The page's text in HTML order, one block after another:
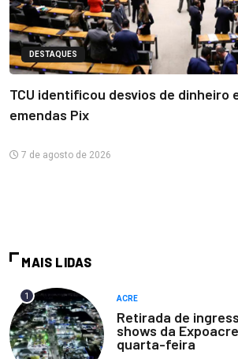
DESTAQUES
TCU identificou desvios de dinheiro
emendas Pix
7 de agosto de 2026
MAIS LIDAS
1 ACRE
Retirada de
shows da
quarta-feira